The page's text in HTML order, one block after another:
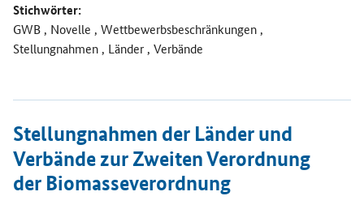
Stichwörter:
GWB , Novelle , Wettbewerbsbeschränkungen ,
Stellungnahmen , Länder , Verbände
Stellungnahmen der Länder und
Verbände zur Zweiten Verordnung
der Biomasseverordnung
Öffnet Einzelsicht